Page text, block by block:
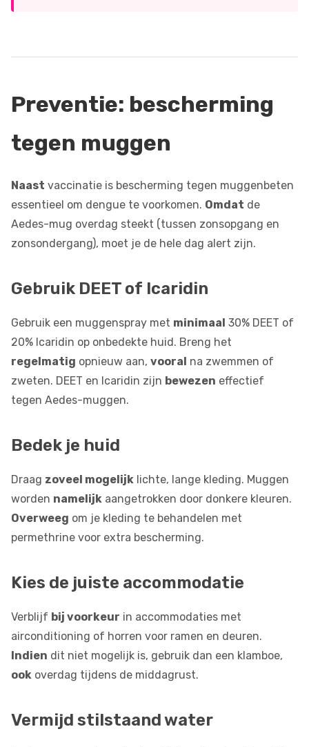
Preventie: bescherming
tegen muggen
Naast vaccinatie is bescherming tegen muggenbeten
essentieel om dengue te voorkomen. Omdat de
Aedes-mug overdag steekt (tussen zonsopgang en
zonsondergang), moet je de hele dag alert zijn.
Gebruik DEET of Icaridin
Gebruik een muggenspray met minimaal 30% DEET of
20% Icaridin op onbedekte huid. Breng het
regelmatig opnieuw aan, vooral na zwemmen of
zweten. DEET en Icaridin zijn bewezen effectief
tegen Aedes-muggen.
Bedek je huid
Draag zoveel mogelijk lichte, lange kleding. Muggen
worden namelijk aangetrokken door donkere kleuren.
Overweeg om je kleding te behandelen met
permethrine voor extra bescherming.
Kies de juiste accommodatie
Verblijf bij voorkeur in accommodaties met
airconditioning of horren voor ramen en deuren.
Indien dit niet mogelijk is, gebruik dan een klamboe,
ook overdag tijdens de middagrust.
Vermijd stilstaand water